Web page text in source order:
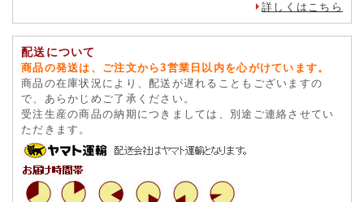
詳しくはこちら
配送について
商品の発送は、ご注文から3営業日以内を心がけています。
商品の在庫状況により、配送が遅れることもございますの
で、あらかじめご了承ください。
受注生産の商品の納期につきましては、別途ご連絡させてい
ただきます。